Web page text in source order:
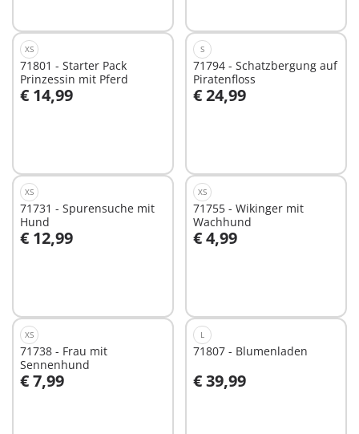
XS
71801 - Starter Pack
Prinzessin mit Pferd
€ 14,99
In den Warenkorb
S
71794 - Schatzbergung auf
Piratenfloss
€ 24,99
In den Warenkorb
XS
71731 - Spurensuche mit
Hund
€ 12,99
In den Warenkorb
XS
71755 - Wikinger mit
Wachhund
€ 4,99
In den Warenkorb
XS
71738 - Frau mit
Sennenhund
€ 7,99
In den Warenkorb
L
71807 - Blumenladen
€ 39,99
In den Warenkorb